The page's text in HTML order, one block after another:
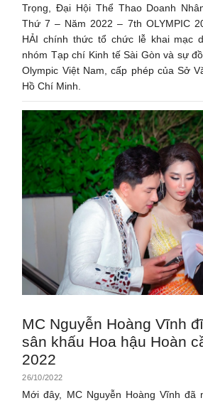
Trọng, Đại Hội Thể Thao Doanh
Thứ 7 – Năm 2022 – 7th OLYMPIC
HẢI chính thức tổ chức lễ khai mạc
nhóm Tạp chí Kinh tế Sài Gòn và sự
Olympic Việt Nam, cấp phép của Sở
Hồ Chí Minh.
MC Nguyễn Hoàng Vĩnh
sân khấu Hoa hậu Hoàn
2022
26/10/2022
Mới đây, MC Nguyễn Hoàng Vĩnh đã